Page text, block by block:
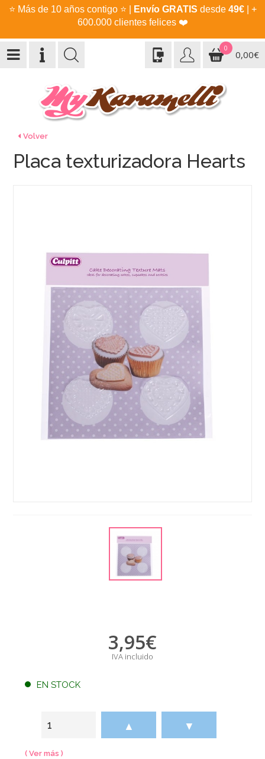
⭐ Más de 10 años contigo ⭐ Envío GRATIS desde 49€| +
600.000 clientes felices ❤️
0
0,00€
Volver
Placa texturizadora Hearts
3,95€
IVA incluido
EN STOCK
▲ ▼
( Ver más )